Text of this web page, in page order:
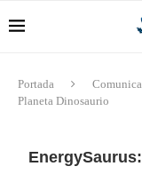
Portada
Planeta Dinosaurio